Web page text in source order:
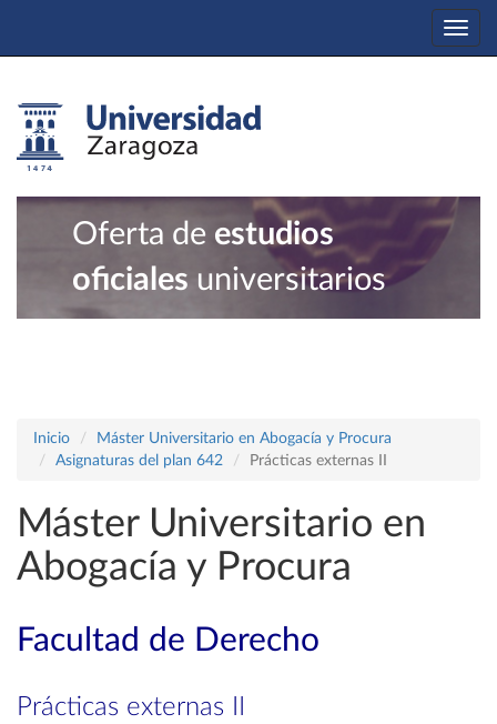
Oferta de estudios
oficiales universitarios
Inicio
Máster Universitario en Abogacía y Procura
Asignaturas del plan 642
Prácticas externas II
Máster Universitario en
Abogacía y Procura
Facultad de Derecho
Prácticas externas II